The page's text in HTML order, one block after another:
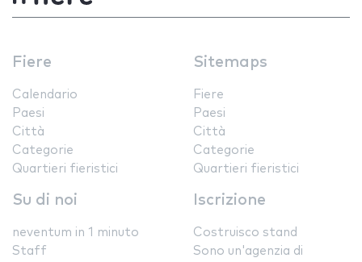
Fiere
Calendario
Paesi
Città
Categorie
Quartieri fieristici
Sitemaps
Fiere
Paesi
Città
Categorie
Quartieri fieristici
Su di noi
neventum in 1 minuto
Staff
Iscrizione
Costruisco stand
Sono un'agenzia di